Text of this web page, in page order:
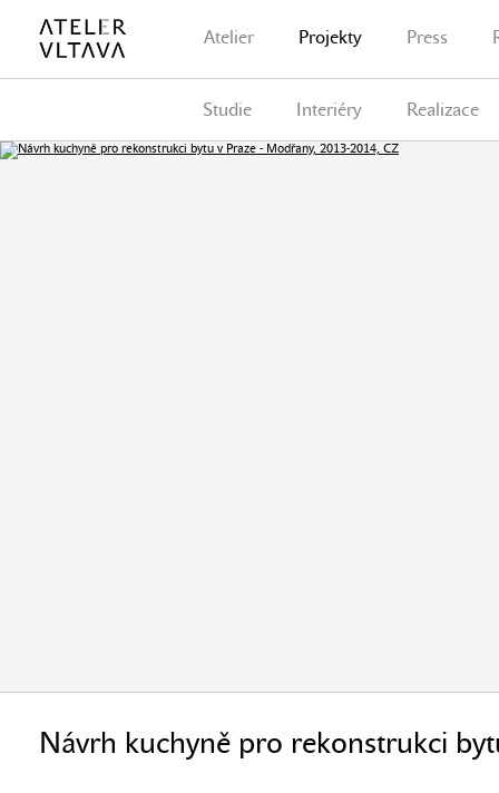
Atelier Projekty Press
Studie Interiéry Realizace
Návrh kuchyně pro rekonstrukci